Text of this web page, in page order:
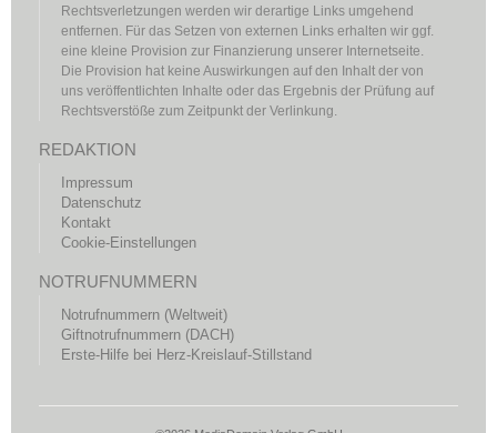
Rechtsverletzungen werden wir derartige Links umgehend
entfernen. Für das Setzen von externen Links erhalten wir ggf.
eine kleine Provision zur Finanzierung unserer Internetseite.
Die Provision hat keine Auswirkungen auf den Inhalt der von
uns veröffentlichten Inhalte oder das Ergebnis der Prüfung auf
Rechtsverstöße zum Zeitpunkt der Verlinkung.
REDAKTION
Impressum
Datenschutz
Kontakt
Cookie-Einstellungen
NOTRUFNUMMERN
Notrufnummern (Weltweit)
Giftnotrufnummern (DACH)
Erste-Hilfe bei Herz-Kreislauf-Stillstand